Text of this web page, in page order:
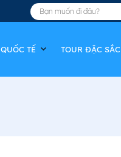
QUỐC TẾ TOUR ĐẶC SẮC